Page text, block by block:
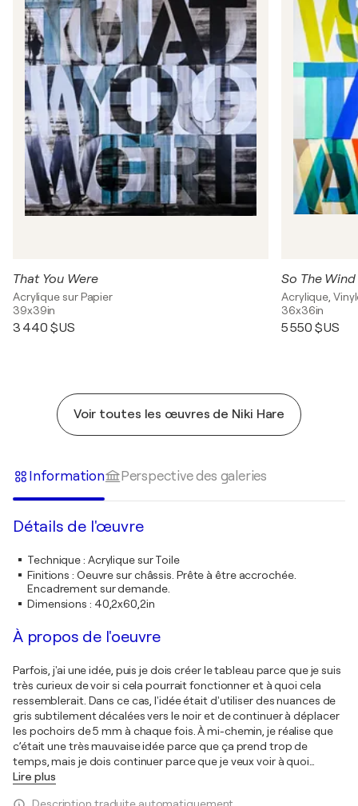
That You Were
Acrylique sur Papier
39x39in
3 440 $US
So The Wind
Acrylique,
36x36in
5 550 $US
Voir toutes les œuvres de Niki Hare
Information Perspective des galeries
Détails de l'œuvre
Technique: Acrylique sur Toile
Finitions : Oeuvre sur châssis. Prête à être accrochée.
Encadrement sur demande.
Dimensions : 40,2x60,2in
À propos de l'oeuvre
Parfois, j'ai une idée, puis je dois créer le tableau parce que je suis
très curieux de voir si cela pourrait fonctionner et à quoi cela
ressemblerait. Dans ce cas, l'idée était d'utiliser des nuances de
gris subtilement décalées vers le noir et de continuer à déplacer
les pochoirs de 5 mm à chaque fois. À mi-chemin, je réalise que
c’était une très mauvaise idée parce que ça prend trop de
temps, mais je dois continuer parce que je veux voir à quoi…
Lire plus